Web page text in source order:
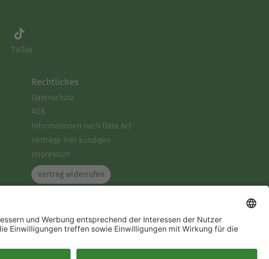
TikTok
Rechtliches
Datenschutz
AGB
Informationen nach Data Act
Verträge hier kündigen
Impressum
Vertrag widerrufen